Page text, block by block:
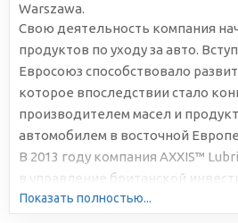
Warszawa.
Свою деятельность компания
продуктов по уходу за авто.
Евросоюз способствовало
которое впоследствии стало
производителем масел и
автомобилем в восточной
В 2013 году компания AXXIS™
в управление британской
Development Services Limited» UK,
Показать полностью...